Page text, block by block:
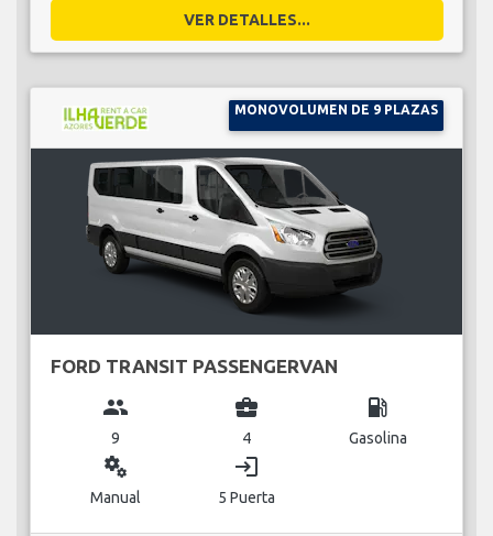
VER DETALLES...
MONOVOLUMEN DE 9 PLAZAS
FORD TRANSIT PASSENGERVAN
group
9
business_center
4
local_gas_station
Gasolina
miscellaneous_services
Manual
login
5 Puerta